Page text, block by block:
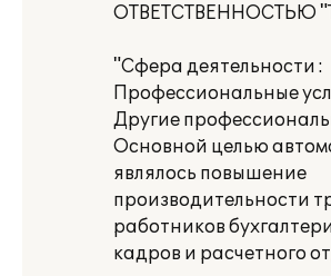
ОТВЕТСТВЕННОСТЬЮ
"Сфера деятельности :
Профессиональные
Другие
Основной целью
являлось повышение
производительности
работников
кадров и расчетного